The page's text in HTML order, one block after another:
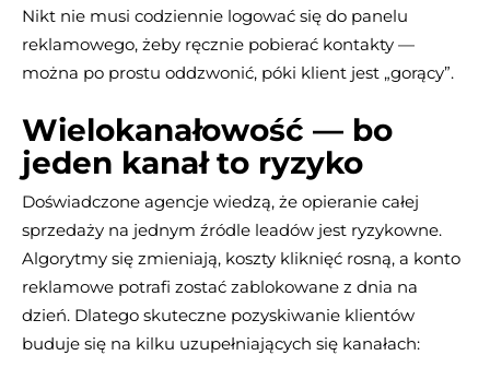
Nikt nie musi codziennie logować się do panelu
reklamowego, żeby ręcznie pobierać kontakty —
można po prostu oddzwonić, póki klient jest „gorący”.
Wielokanałowość — bo
jeden kanał to ryzyko
Doświadczone agencje wiedzą, że opieranie całej
sprzedaży na jednym źródle leadów jest ryzykowne.
Algorytmy się zmieniają, koszty kliknięć rosną, a konto
reklamowe potrafi zostać zablokowane z dnia na
dzień. Dlatego skuteczne pozyskiwanie klientów
buduje się na kilku uzupełniających się kanałach: